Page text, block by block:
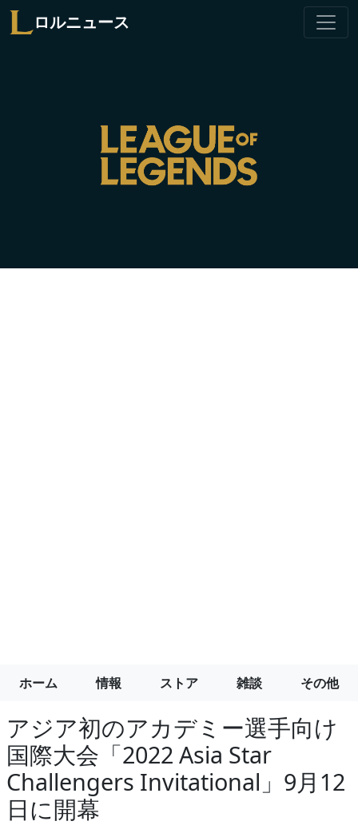
ロルニュース
ホーム 情報 ストア 雑談 その他
アジア初のアカデミー選手向け
国際大会「2022 Asia Star
Challengers Invitational」9月12
日に開幕